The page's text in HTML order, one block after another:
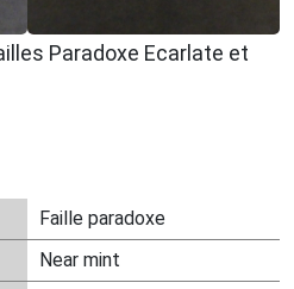
Paradoxe Ecarlate et
Faille paradoxe
Near mint